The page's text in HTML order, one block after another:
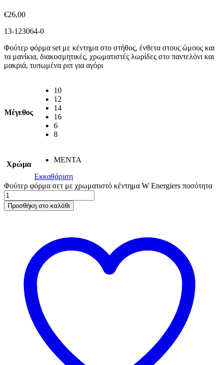
€26,00
13-123064-0
Φούτερ φόρμα set με κέντημα στο στήθος, ένθετα στους ώμους και
τα μανίκια, διακοσμητικές, χρωματιστές λωρίδες στο παντελόνι και
μακριά, τυπωμένα ριπ για αγόρι
Μέγεθος
10
12
14
16
6
8
Χρώμα
ΜΕΝΤΑ
Εκκαθάριση
Φούτερ φόρμα σετ με χρωματιστό κέντημα W Energiers ποσότητα
Προσθήκη στο καλάθι